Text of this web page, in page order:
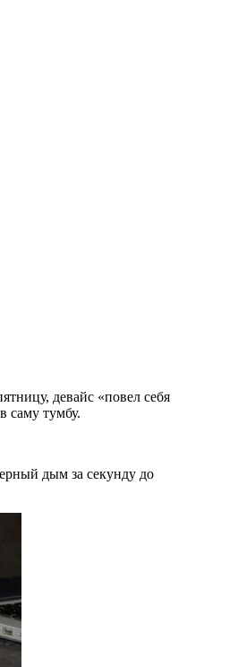
девайс «повел себя
саму тумбу.
дым за секунду до